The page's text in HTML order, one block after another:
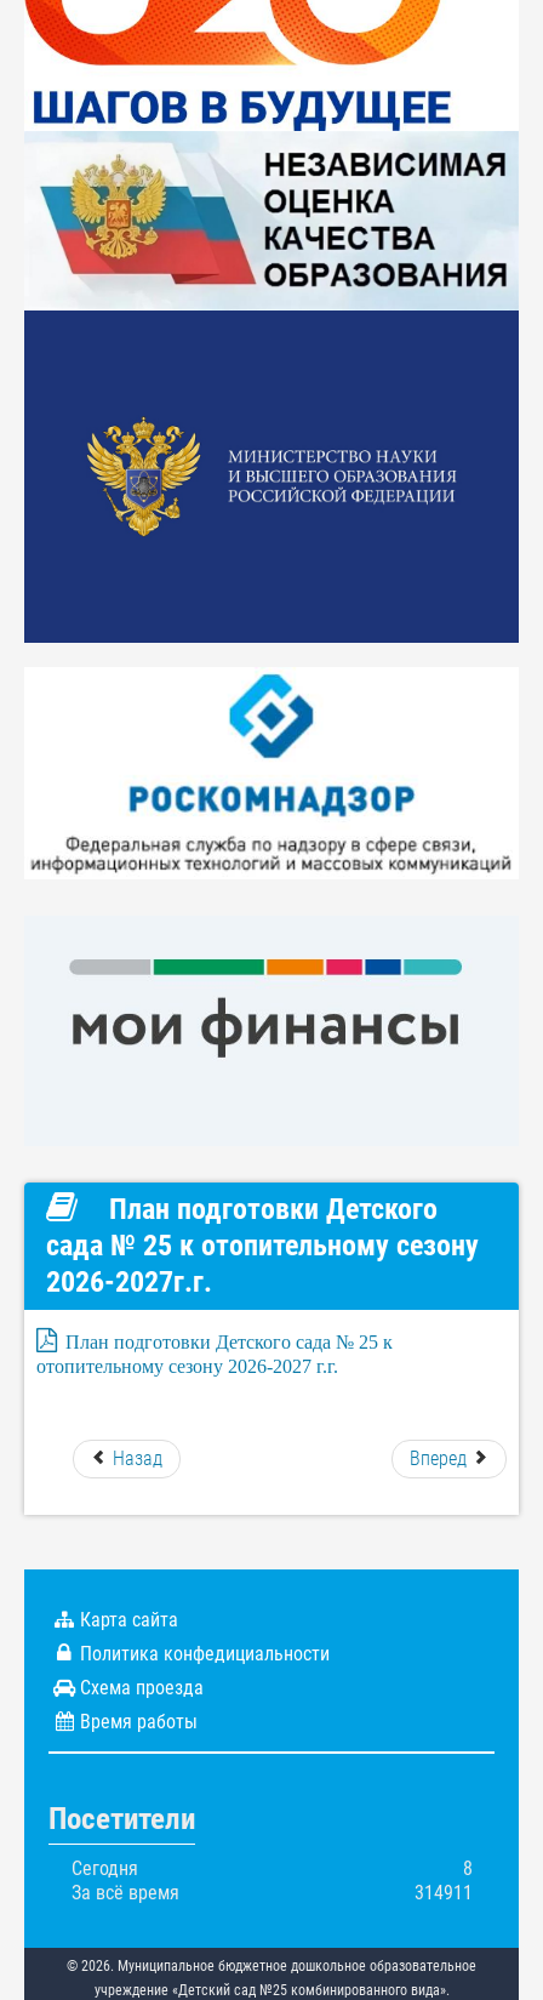
План подготовки Детского
сада № 25 к отопительному сезону
2026-2027г.г.
План подготовки Детского сада № 25 к
отопительному сезону 2026-2027 г.г.
Назад Вперед
Карта сайта
Политика конфедициальности
Схема проезда
Время работы
Посетители
Сегодня
8
За всё время
314911
© 2026. Муниципальное бюджетное дошкольное образовательное
учреждение «Детский сад №25 комбинированного вида».